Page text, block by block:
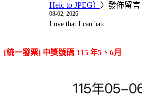
Heic to JPEG） 〉發佈留言
08-02, 2026
Love that I can batc…
[統一發票] 中獎號碼 115 年5、6月